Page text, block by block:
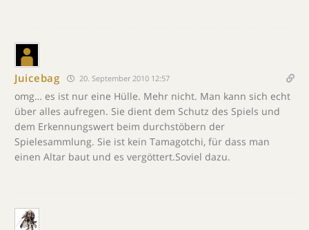
Juicebag 20. September 2010 12:57
omg… es ist nur eine Hülle. Mehr nicht. Man kann sich echt
über alles aufregen. Sie dient dem Schutz des Spiels und
dem Erkennungswert beim durchstöbern der
Spielesammlung. Sie ist kein Tamagotchi, für dass man
einen Altar baut und es vergöttert.Soviel dazu.